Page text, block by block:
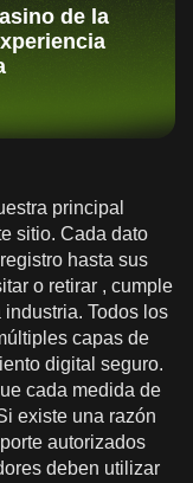
de la
principal
sitio. Cada dato
hasta sus
o retirar , cumple
Todos los
capas de
digital seguro.
cada medida de
existe una razón
autorizados
deben utilizar